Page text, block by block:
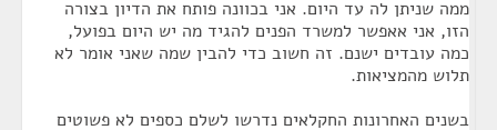
ממה שניתן לה עד היום. אני בכוונה פותח את הדיון בצורה
הזו, אני אאפשר למשרד הפנים להגיד מה יש היום בפועל,
כמה עובדים ישנם. זה חשוב כדי להבין שמה שאני אומר לא
תלוש מהמציאות.
בשנים האחרונות החקלאים נדרשו לשלם כספים לא פשוטים